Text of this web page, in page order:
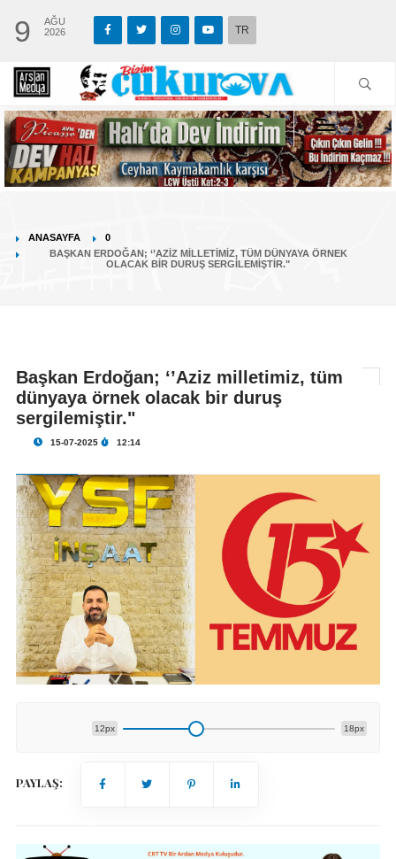
9
AĞU
2026
TR
ANASAYFA
0
BAŞKAN ERDOĞAN; ‘’AZIZ MILLETIMIZ, TÜM DÜNYAYA ÖRNEK
OLACAK BIR DURUŞ SERGILEMIŞTIR."
Başkan Erdoğan; ‘’Aziz milletimiz, tüm
dünyaya örnek olacak bir duruş
sergilemiştir."
15-07-2025 12:14
12px 18px
PAYLAŞ: